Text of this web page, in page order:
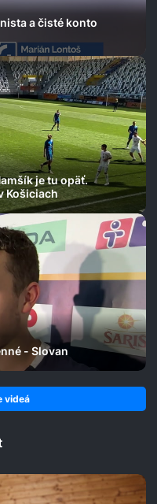
a čisté konto
je tu opäť.
Košiciach
- Slovan
videá